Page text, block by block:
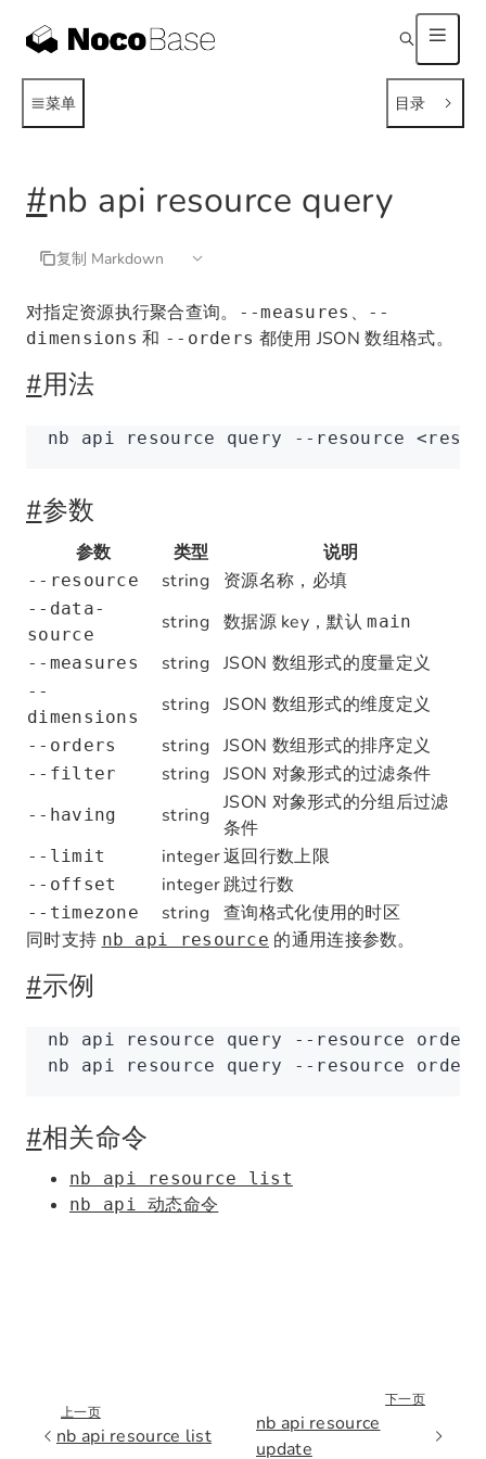
菜单 目录
#nb api resource query
复制 Markdown
对指定资源执行聚合查询。 --measures 、
--
dimensions 和 --orders 都使用 JSON 数组格式。
#用法
nb api resource query --resource <
#参数
参数 类型 说明
--resource string 资源名称，必填
--data-
source
string 数据源 key，默认main
--measures
string JSON 数组形式的度量定义
--
dimensions
string JSON 数组形式的维度定义
--orders string JSON 数组形式的排序定义
--filter string JSON 对象形式的过滤条件
--having string
JSON 对象形式的分组后过滤
条件
--limit integer返回行数上限
--offset integer跳过行数
--timezone string 查询格式化使用的时区
同时支持 nb api resource 的通用连接参数。
#示例
nb api resource query --resource orders
nb api resource query --resource orders
#相关命令
nb api resource list
nb api 动态命令
上一页
nb api resource list
下一页
nb api resource
update